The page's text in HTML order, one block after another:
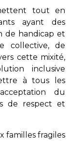
tout en
ayant des
de handicap et
collective, de
cette mixité,
inclusive
à tous les
du
de respect et
familles fragiles